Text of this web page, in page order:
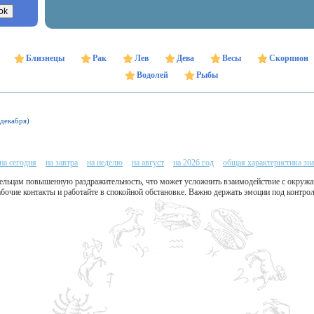
Близнецы Рак Лев Дева Весы
Скорпион
Водолей
Рыбы
на сегодня на завтра на неделю на август на 2026 год
общая характеристика
повышенную раздражительность, что может усложнить взаимодействие с
контакты и работайте в спокойной обстановке. Важно держать эмоции под